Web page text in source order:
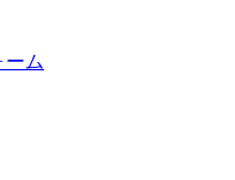
ーム